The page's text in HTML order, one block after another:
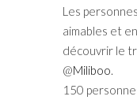
Les
aimables et
découvrir le
@Miliboo.
150